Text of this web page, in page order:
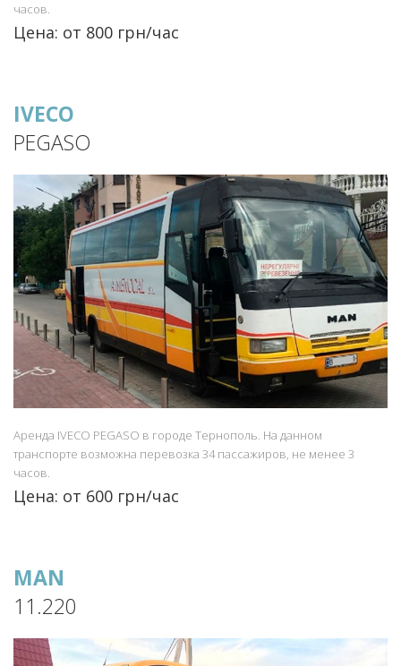
часов.
Цена: от 800 грн/час
IVECO
PEGASO
Аренда IVECO PEGASO в городе Тернополь. На данном
транспорте возможна перевозка 34 пассажиров, не менее 3
часов.
Цена: от 600 грн/час
MAN
11.220